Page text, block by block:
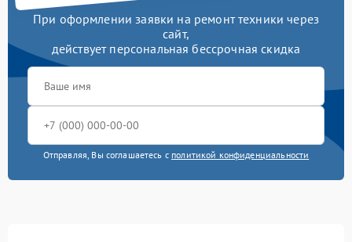
При оформлении заявки на ремонт техники через
сайт,
действует персональная бессрочная скидка
Отправляя, Вы соглашаетесь с политикой конфиденциальности